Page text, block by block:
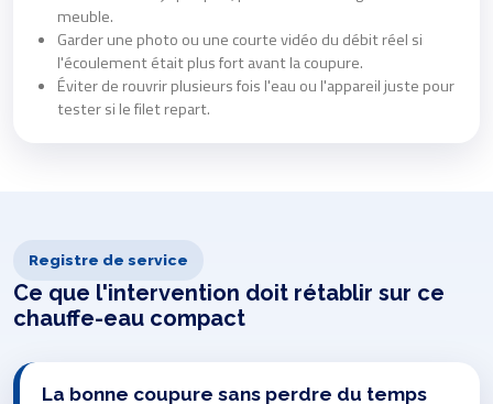
meuble.
Garder une photo ou une courte vidéo du débit réel si
l'écoulement était plus fort avant la coupure.
Éviter de rouvrir plusieurs fois l'eau ou l'appareil juste pour
tester si le filet repart.
Registre de service
Ce que l'intervention doit rétablir sur ce
chauffe-eau compact
La bonne coupure sans perdre du temps